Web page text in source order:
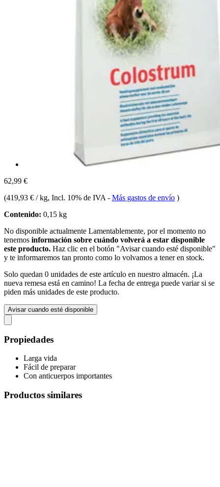
62,99 €
(419,93 € / kg, Incl. 10% de IVA - Más gastos de envío )
Contenido: 0,15 kg
No disponible actualmente Lamentablemente, por el momento no
tenemos información sobre cuándo volverá a estar disponible
este producto. Haz clic en el botón "Avisar cuando esté disponible"
y te informaremos tan pronto como lo volvamos a tener en stock.
Solo quedan 0 unidades de este artículo en nuestro almacén. ¡La
nueva remesa está en camino! La fecha de entrega puede variar si se
piden más unidades de este producto.
Avisar cuando esté disponible
Propiedades
Larga vida
Fácil de preparar
Con anticuerpos importantes
Productos similares